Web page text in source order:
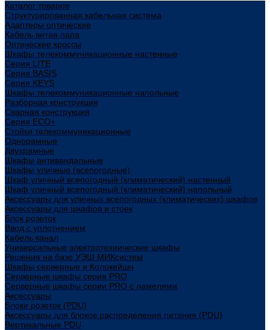
Каталог товаров
Структурированная кабельная система
Адаптеры оптические
Кабель витая пара
Оптические кроссы
Шкафы телекоммуникационные настенные
Cерия LITE
Cерия BASIS
Cерия KEYS
Шкафы телекоммуникационные напольные
Разборная конструкция
Сварная конструкция
Серия ECO+
Стойки телекоммуникационные
Однорамные
Двухрамные
Шкафы антивандальные
Шкафы уличные (всепогодные)
Шкаф уличный всепогодный (климатический) настенный
Шкаф уличный всепогодный (климатический) напольный
Аксессуары для уличных всепогодных (климатических) шкафов
Аксессуары для шкафов и стоек
Блок розеток
Ввод с уплотнением
Кабель канал
Универсальные электротехнические шкафы
Решения на базе УЭШ МИКсистем
Шкафы серверные и Колокейшн
Серверные шкафы серия PRO
Серверные шкафы серии PRO с ламелями
Аксессуары
Блоки розеток (PDU)
Аксессуары для блоков распределения питания (PDU)
Вертикальные PDU